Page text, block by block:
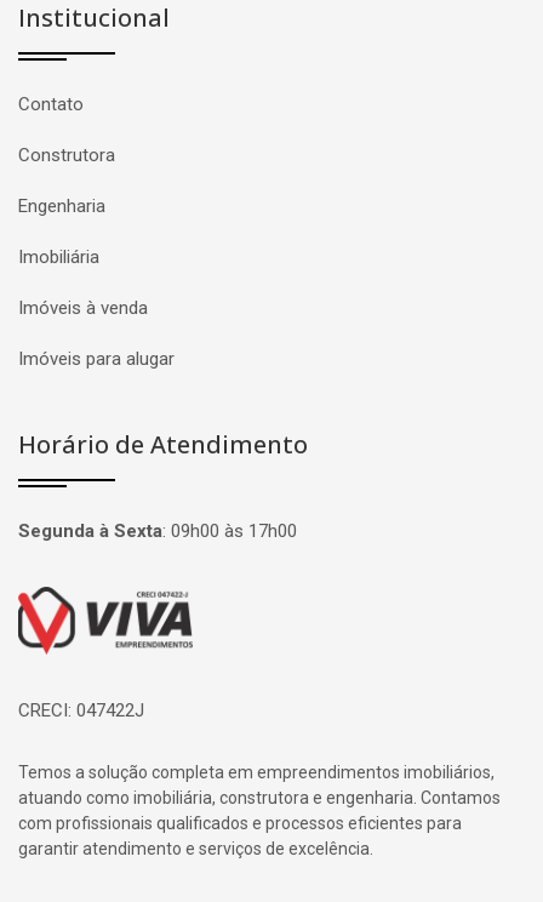
Institucional
Contato
Construtora
Engenharia
Imobiliária
Imóveis à venda
Imóveis para alugar
Horário de Atendimento
Segunda à Sexta: 09h00 às 17h00
Página inicial
CRECI: 047422J
Temos a solução completa em empreendimentos imobiliários,
atuando como imobiliária, construtora e engenharia. Contamos
com profissionais qualificados e processos eficientes para
garantir atendimento e serviços de excelência.